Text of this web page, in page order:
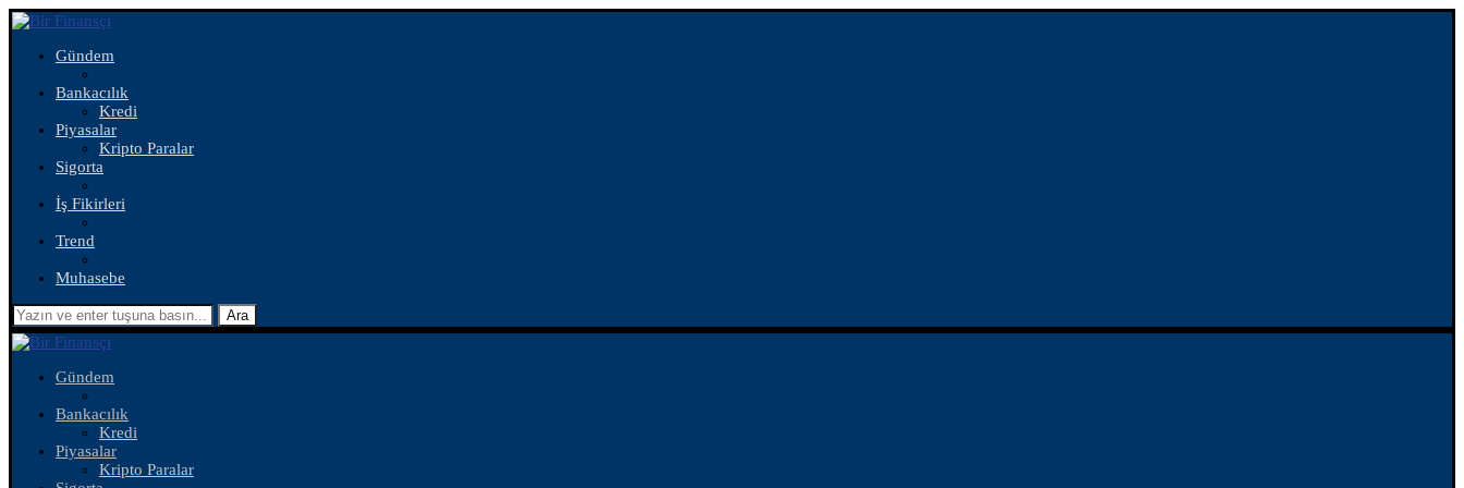
Gündem
Bankacılık
Kredi
Piyasalar
Kripto Paralar
Sigorta
İş Fikirleri
Trend
Muhasebe
Ara
Gündem
Bankacılık
Kredi
Piyasalar
Kripto Paralar